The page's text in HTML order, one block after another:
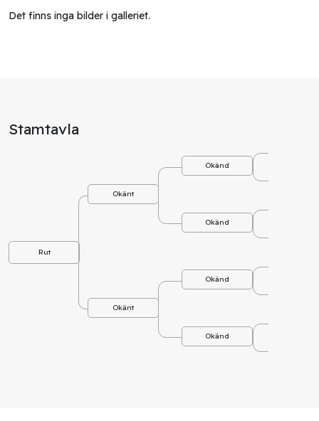
Det finns inga bilder i galleriet.
Stamtavla
Rut
Okänt
Okänd
Okänd
Okänt
Okänd
Okänd